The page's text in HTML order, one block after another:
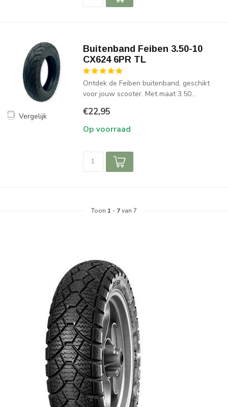
Vergelijk
Buitenband Feiben 3.50-10
CX624 6PR TL
Ontdek de Feiben buitenband, geschikt
voor jouw scooter. Met maat 3.50...
€22,95
Op voorraad
Toon 1 - 7van 7